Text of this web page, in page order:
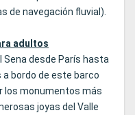
de navegación fluvial).
adultos
Sena desde París hasta
bordo de este barco
los monumentos más
joyas del Valle